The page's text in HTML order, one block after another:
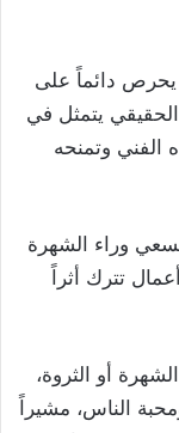
يحرص دائماً على
يتمثل في
الفني وتمنحه
وراء الشهرة
تترك أثراً
أو الثروة،
الناس، مشيراً